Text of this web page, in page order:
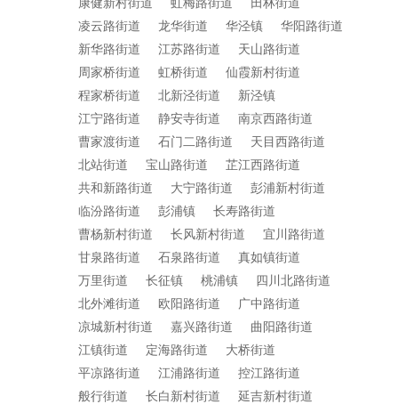
凌云路街道
龙华街道 华泾镇
华阳路街道
新华路街道
江苏路街道
天山路街道
周家桥街道
虹桥街道
仙霞新村街道
程家桥街道
北新泾街道
新泾镇
江宁路街道
静安寺街道
南京西路街道
曹家渡街道
石门二路街道
天目西路街道
北站街道
宝山路街道
芷江西路街道
共和新路街道
大宁路街道
彭浦新村街道
临汾路街道
彭浦镇
长寿路街道
曹杨新村街道
长风新村街道
宜川路街道
甘泉路街道
石泉路街道
真如镇街道
万里街道
长征镇 桃浦镇
四川北路街道
北外滩街道
欧阳路街道
广中路街道
凉城新村街道
嘉兴路街道
曲阳路街道
江镇街道
定海路街道
大桥街道
平凉路街道
江浦路街道
控江路街道
般行街道
长白新村街道
延吉新村街道